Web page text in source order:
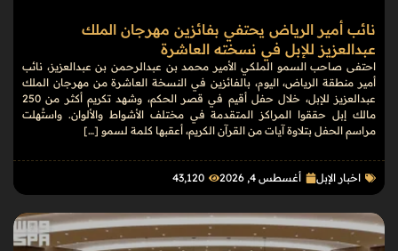
نائب أمير الرياض يحتفي بفائزين مهرجان الملك
عبدالعزيز للإبل في نسخته العاشرة
احتفى صاحب السمو الملكي الأمير محمد بن عبدالرحمن بن عبدالعزيز، نائب
أمير منطقة الرياض، اليوم، بالفائزين في النسخة العاشرة من مهرجان الملك
عبدالعزيز للإبل، خلال حفل أقيم في قصر الحكم، وشهد تكريم أكثر من 250
مالك إبل حققوا المراكز المتقدمة في مختلف الأشواط والألوان. واستُهلت
مراسم الحفل بتلاوة آيات من القرآن الكريم، أعقبها كلمة لسمو […]
اخبار الإبل أغسطس 4, 2026 43٬120